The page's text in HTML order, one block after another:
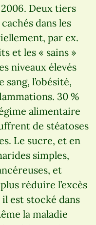
Deux tiers
dans les
par ex.
et les « sains »
niveaux élevés
sang, l’obésité,
30 %
alimentaire
de stéatoses
Le sucre, et en
simples,
et
réduire l’excès
est stocké dans
la maladie